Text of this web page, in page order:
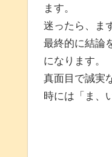
ます。
迷ったら、ま
最終的に結論
になります。
真面目で誠実
時には「ま、